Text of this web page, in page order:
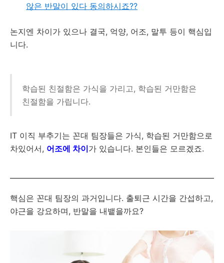
않은 반말이 있다 동의하시죠??
논지엔 차이가 있으나 결국, 억양, 어조, 말투 등이 핵심입
니다.
학습된 친절함은 가식을 가리고, 학습된 거만함은
친절함을 가립니다.
IT 이직 부추기는 꼰대 팀장들은 가식, 학습된 거만함으로
차있어서, 어조에 차이가 있습니다. 본인들은 모르겠죠.
핵심은 꼰대 팀장의 과거입니다. 출퇴근 시간을 간섭하고,
야근을 강요하며, 반말을 내뱉을까요?